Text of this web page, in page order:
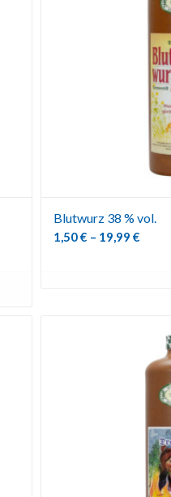
Blutwurz 38 % vol.
1,50€ – 19,99€